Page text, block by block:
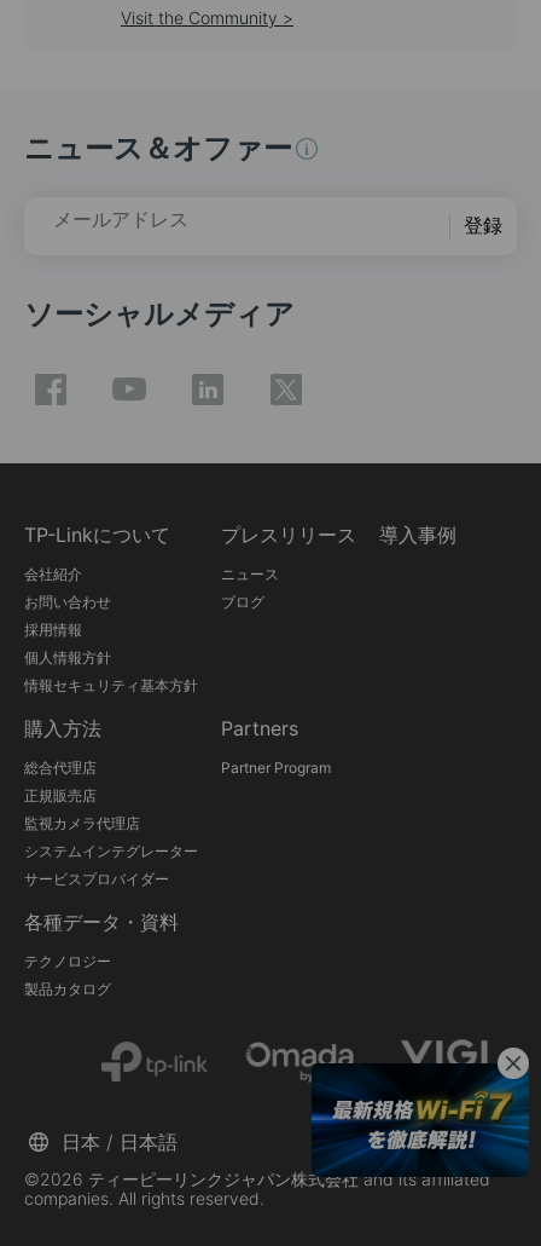
Visit the Community >
ニュース＆オファー
メールアドレス 登録
ソーシャルメディア
TP-Linkについて
会社紹介
お問い合わせ
採用情報
個人情報方針
情報セキュリティ基本方針
プレスリリース
ニュース
ブログ
導入事例
購入方法
総合代理店
正規販売店
監視カメラ代理店
システムインテグレーター
サービスプロバイダー
Partners
Partner Program
各種データ・資料
テクノロジー
製品カタログ
©2026 ティーピーリンクジャパン株式会社 and its affiliated
companies. All rights reserved.
日本 / 日本語